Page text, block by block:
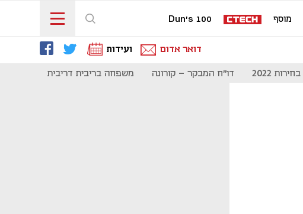
מוסף Dun's 100
דואר אדום ועידות
בחירות 2022 דו"ח המבקר - קורונה משפחה בריבית דריבית